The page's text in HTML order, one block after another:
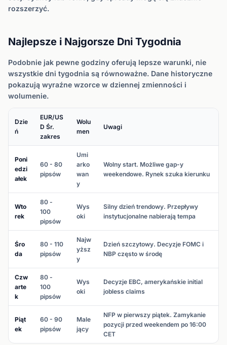
rozszerzyć.
Najlepsze i Najgorsze Dni Tygodnia
Podobnie jak pewne godziny oferują lepsze warunki, nie
wszystkie dni tygodnia są równoważne. Dane historyczne
pokazują wyraźne wzorce w dziennej zmienności i
wolumenie.
Dzie
ń
EUR/US
D Śr.
zakres
Wolu
men
Uwagi
Poni
edzi
ałek
60 - 80
pipsów
Umi
arko
wan
y
Wolny start. Możliwe gap-y
weekendowe. Rynek szuka kierunku
Wto
rek
80 -
100
pipsów
Wys
oki
Silny dzień trendowy. Przepływy
instytucjonalne nabierają tempa
Śro
da
80 - 110
pipsów
Najw
yższ
y
Dzień szczytowy. Decyzje FOMC i
NBP często w środę
Czw
arte
k
80 -
100
pipsów
Wys
oki
Decyzje EBC, amerykańskie initial
jobless claims
Piąt
ek
60 - 90
pipsów
Male
jący
NFP w pierwszy piątek. Zamykanie
pozycji przed weekendem po 16:00
CET